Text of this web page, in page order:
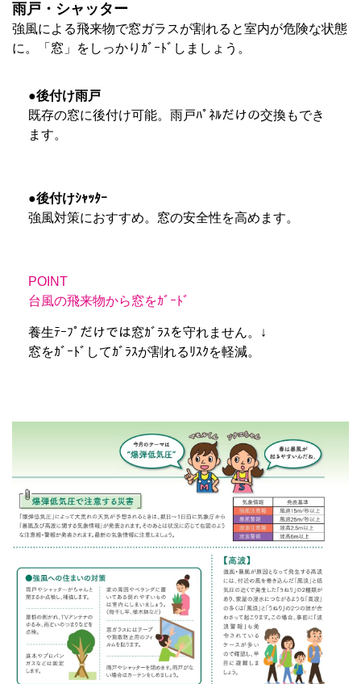
雨戸・シャッター
強風による飛来物で窓ガラスが割れると室内が危険な状態
に。「窓」をしっかりｶﾞｰﾄﾞしましょう。
●後付け雨戸
既存の窓に後付け可能。雨戸ﾊﾟﾈﾙだけの交換もでき
ます。
●後付けｼｬｯﾀｰ
強風対策におすすめ。窓の安全性を高めます。
POINT
台風の飛来物から窓をｶﾞｰﾄﾞ
養生ﾃｰﾌﾟだけでは窓ｶﾞﾗｽを守れません。↓
窓をｶﾞｰﾄﾞしてｶﾞﾗｽが割れるﾘｽｸを軽減。